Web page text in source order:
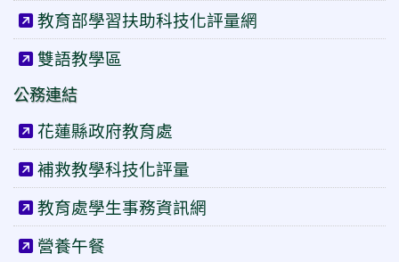
教育部學習扶助科技化評量網
雙語教學區
公務連結
花蓮縣政府教育處
補救教學科技化評量
教育處學生事務資訊網
營養午餐